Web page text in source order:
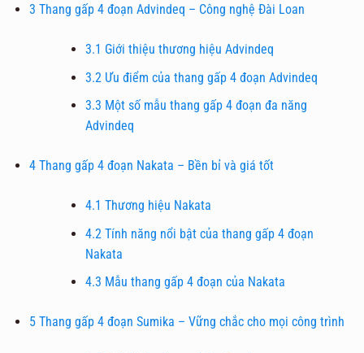
3 Thang gấp 4 đoạn Advindeq – Công nghệ Đài Loan
3.1 Giới thiệu thương hiệu Advindeq
3.2 Ưu điểm của thang gấp 4 đoạn Advindeq
3.3 Một số mẫu thang gấp 4 đoạn đa năng
Advindeq
4Thang gấp 4 đoạn Nakata – Bền bỉ và giá tốt
4.1 Thương hiệu Nakata
4.2 Tính năng nổi bật của thang gấp 4 đoạn
Nakata
4.3 Mẫu thang gấp 4 đoạn của Nakata
5Thang gấp 4 đoạn Sumika – Vững chắc cho mọi công trình